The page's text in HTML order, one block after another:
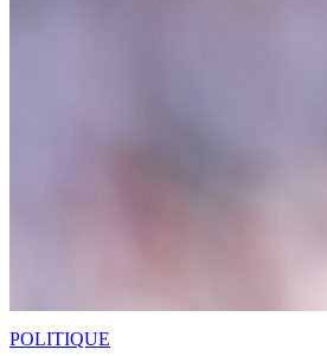
POLITIQUE